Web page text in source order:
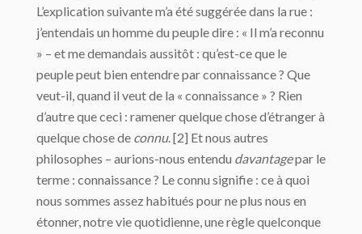
L’explication suivante m’a été suggérée dans la rue :
j’entendais un homme du peuple dire : « Il m’a reconnu
» – et me demandais aussitôt : qu’est-ce que le
peuple peut bien entendre par connaissance ? Que
veut-il, quand il veut de la « connaissance » ? Rien
d’autre que ceci : ramener quelque chose d’étranger à
quelque chose de connu. [2] Et nous autres
philosophes – aurions-nous entendu davantagepar le
terme : connaissance ? Le connu signifie : ce à quoi
nous sommes assez habitués pour ne plus nous en
étonner, notre vie quotidienne, une règle quelconque